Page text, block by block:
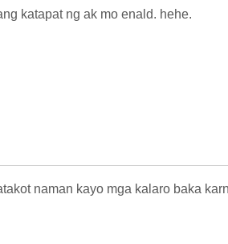
katapat ng ak mo enald. hehe.
naman kayo mga kalaro baka